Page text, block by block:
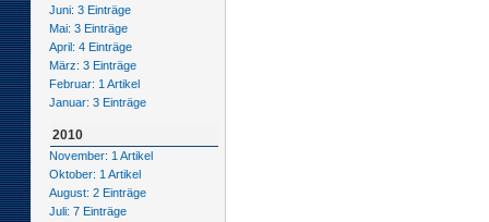
Juni: 3 Einträge
Mai: 3 Einträge
April: 4 Einträge
März: 3 Einträge
Februar: 1 Artikel
Januar: 3 Einträge
2010
November: 1 Artikel
Oktober: 1 Artikel
August: 2 Einträge
Juli: 7 Einträge